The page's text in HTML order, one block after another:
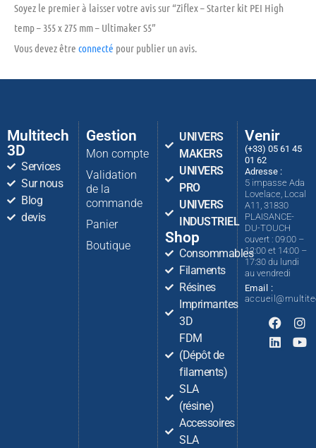
Soyez le premier à laisser votre avis sur “Ziflex – Starter kit PEI High
temp – 355 x 275 mm – Ultimaker S5”
Vous devez être connecté pour publier un avis.
Multitech
3D
Services
Sur nous
Blog
devis
Gestion
Mon compte
Validation
de la
commande
Panier
Boutique
UNIVERS
MAKERS
UNIVERS
PRO
UNIVERS
INDUSTRIEL
Shop
Consommables
Filaments
Résines
Imprimantes
3D
FDM
(Dépôt de
filaments)
SLA
(résine)
Accessoires
SLA
Venir
(+33) 05 61 45
01 62
Adresse :
5 impasse Ada
Lovelace, Local
A11, 31830
PLAISANCE-
DU-TOUCH
ouvert : 09:00 –
12:00 et 14:00 –
17:30 du lundi
au vendredi
Email :